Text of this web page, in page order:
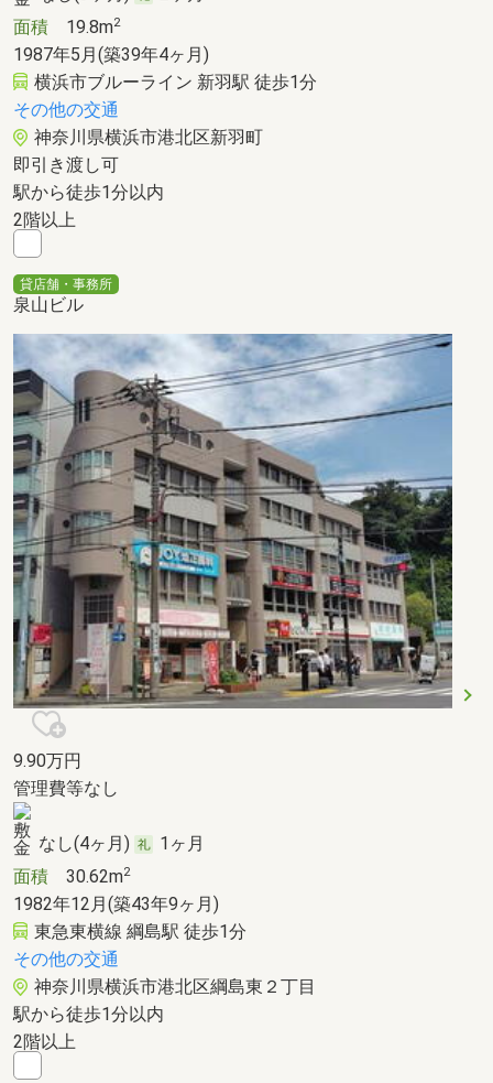
面積 19.8m2
1987年5月(築39年4ヶ月)
横浜市ブルーライン 新羽駅 徒歩1分
その他の交通
神奈川県横浜市港北区新羽町
即引き渡し可
駅から徒歩1分以内
2階以上
貸店舗・事務所
泉山ビル
9.90万円
管理費等なし
なし(4ヶ月)
1ヶ月
面積 30.62m2
1982年12月(築43年9ヶ月)
東急東横線 綱島駅 徒歩1分
その他の交通
神奈川県横浜市港北区綱島東２丁目
駅から徒歩1分以内
2階以上